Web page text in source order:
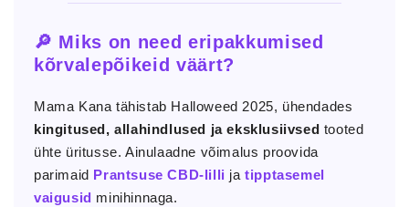
🔎 Miks on need eripakkumised
kõrvalepõikeid väärt?
Mama Kana tähistab Halloweed 2025, ühendades
kingitused, allahindlused ja eksklusiivsed tooted
ühte üritusse. Ainulaadne võimalus proovida
parimaid Prantsuse CBD-lilli jatipptasemel
vaigusid minihinnaga.